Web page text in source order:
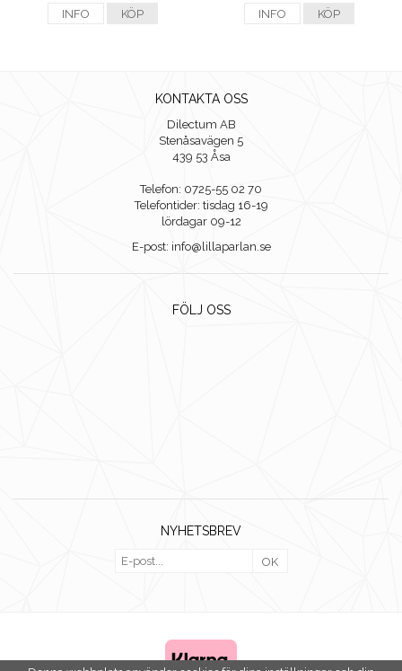
INFO KÖP INFO KÖP
KONTAKTA OSS
Dilectum AB
Stenåsavägen 5
439 53 Åsa
Telefon: 0725-55 02 70
Telefontider: tisdag 16-19
lördagar 09-12
E-post: info@lillaparlan.se
FÖLJ OSS
NYHETSBREV
OK